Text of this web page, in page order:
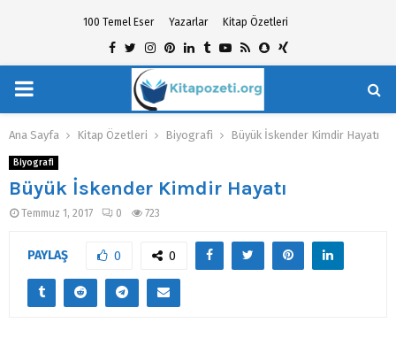
100 Temel Eser Yazarlar Kitap Özetleri
Facebook
TwitterInstagram
Pinterest
Linkedin
TumblrYoutube
RssSnapchat
Xing
PRIMARY
MENU
Ana Sayfa Kitap Özetleri Biyografi Büyük İskender Kimdir Hayatı
Biyografi
Büyük İskender Kimdir Hayatı
Temmuz 1, 2017 0 723
PAYLAŞ 0 0